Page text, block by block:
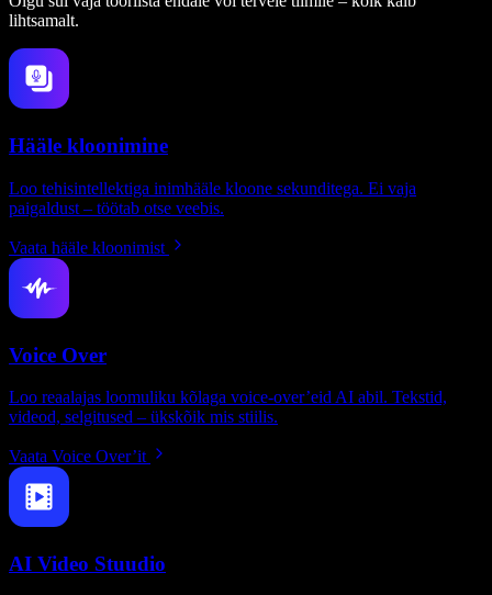
lihtsamalt.
Hääle kloonimine
Loo tehisintellektiga inimhääle kloone sekunditega. Ei vaja
paigaldust – töötab otse veebis.
Vaata hääle kloonimist
Voice Over
Loo reaalajas loomuliku kõlaga voice-over’eid AI abil. Tekstid,
videod, selgitused – ükskõik mis stiilis.
Vaata Voice Over’it
AI Video Stuudio